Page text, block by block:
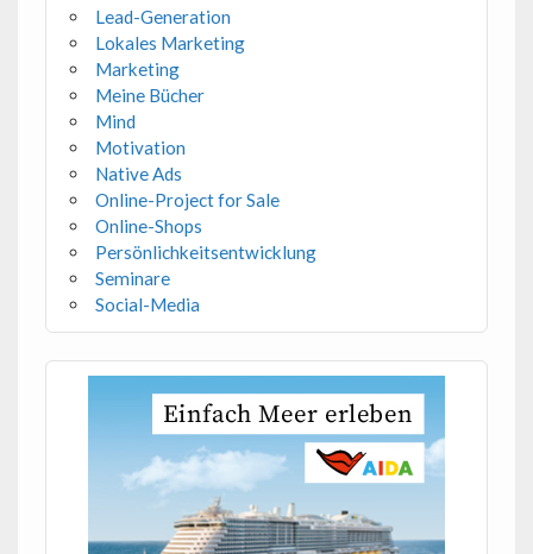
Lead-Generation
Lokales Marketing
Marketing
Meine Bücher
Mind
Motivation
Native Ads
Online-Project for Sale
Online-Shops
Persönlichkeitsentwicklung
Seminare
Social-Media